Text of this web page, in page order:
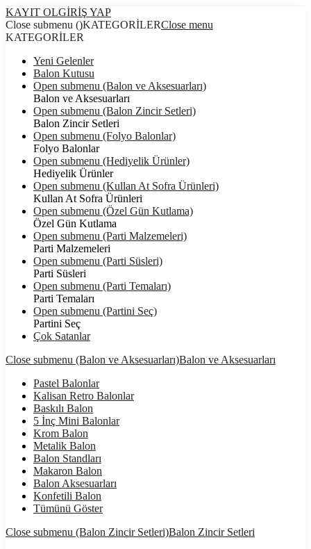
KAYIT OLGİRİŞ YAP
Close submenu ()KATEGORİLERClose menu
KATEGORİLER
Yeni Gelenler
Balon Kutusu
Open submenu (Balon ve Aksesuarları)
Balon ve Aksesuarları
Open submenu (Balon Zincir Setleri)
Balon Zincir Setleri
Open submenu (Folyo Balonlar)
Folyo Balonlar
Open submenu (Hediyelik Ürünler)
Hediyelik Ürünler
Open submenu (Kullan At Sofra Ürünleri)
Kullan At Sofra Ürünleri
Open submenu (Özel Gün Kutlama)
Özel Gün Kutlama
Open submenu (Parti Malzemeleri)
Parti Malzemeleri
Open submenu (Parti Süsleri)
Parti Süsleri
Open submenu (Parti Temaları)
Parti Temaları
Open submenu (Partini Seç)
Partini Seç
Çok Satanlar
Close submenu (Balon ve Aksesuarları)Balon ve Aksesuarları
Pastel Balonlar
Kalisan Retro Balonlar
Baskılı Balon
5 İnç Mini Balonlar
Krom Balon
Metalik Balon
Balon Standları
Makaron Balon
Balon Aksesuarları
Konfetili Balon
Tümünü Göster
Close submenu (Balon Zincir Setleri)Balon Zincir Setleri